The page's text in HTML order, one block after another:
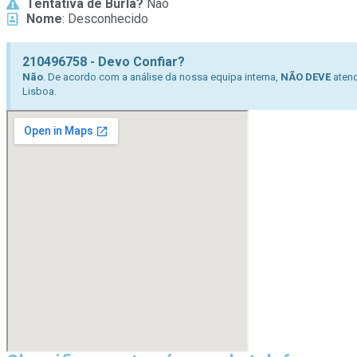
Tentativa de Burla? Não
Nome: Desconhecido
210496758 - Devo Confiar?
Não. De acordo com a análise da nossa equipa interna, NÃO DEVE
Lisboa.